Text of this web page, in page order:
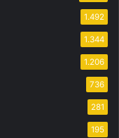
1.492
1.344
1.206
736
281
195